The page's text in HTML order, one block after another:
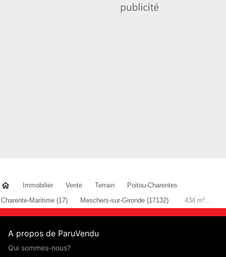
Immobilier Vente Terrain
Poitou-Charentes
Charente-Maritime (17)
Meschers-sur-Gironde (17132) 434 m²...
A propos de ParuVendu
Qui sommes-nous?